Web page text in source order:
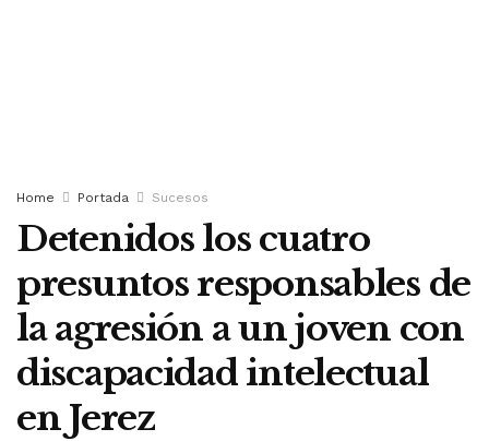
Home Portada Sucesos
Detenidos los cuatro
presuntos responsables de
la agresión a un joven con
discapacidad intelectual
en Jerez